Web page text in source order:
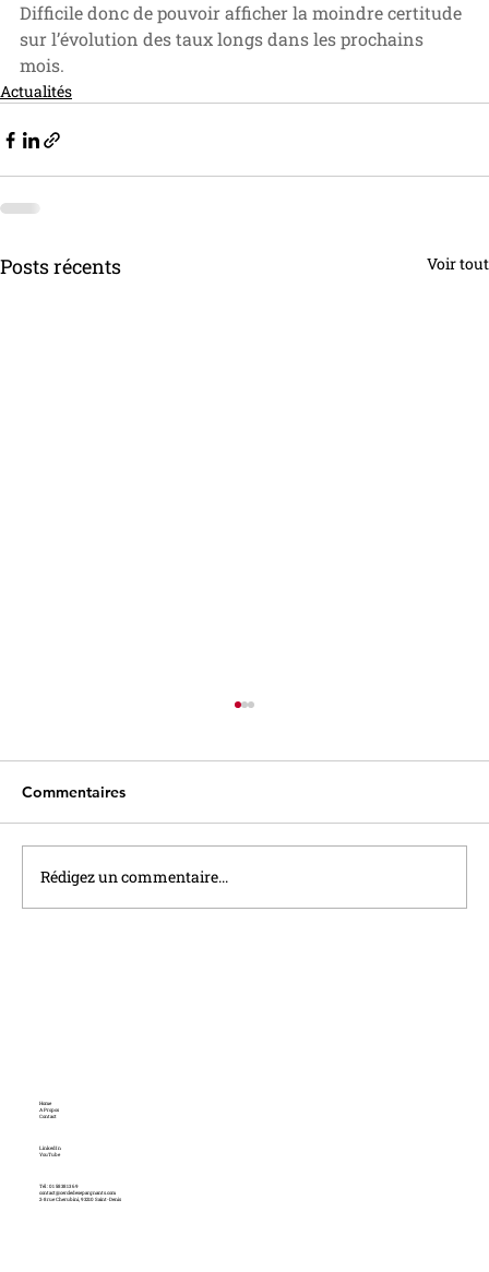
Difficile donc de pouvoir afficher la moindre certitude
sur l’évolution des taux longs dans les prochains
mois.
Actualités
Posts récents Voir tout
Commentaires
Rédigez un commentaire...
Tél : 01 58 38 13 69
contact@cercledesepargnants.com
2-8 rue Cherubini, 93210 Saint-Denis
Home
A Propos
Contact
LinkedIn
YouTube